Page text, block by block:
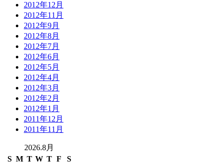
2012年12月
2012年11月
2012年9月
2012年8月
2012年7月
2012年6月
2012年5月
2012年4月
2012年3月
2012年2月
2012年1月
2011年12月
2011年11月
2026.8月
S M T W T F
S